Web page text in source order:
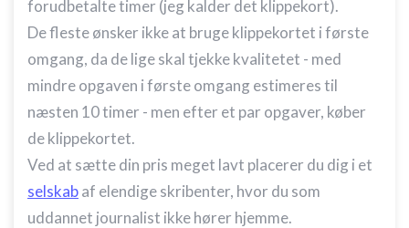
forudbetalte timer (jeg kalder det klippekort).
De fleste ønsker ikke at bruge klippekortet i første
omgang, da de lige skal tjekke kvalitetet - med
mindre opgaven i første omgang estimeres til
næsten 10 timer - men efter et par opgaver, køber
de klippekortet.
Ved at sætte din pris meget lavt placerer du dig i et
selskabaf elendige skribenter, hvor du som
uddannet journalist ikke hører hjemme.